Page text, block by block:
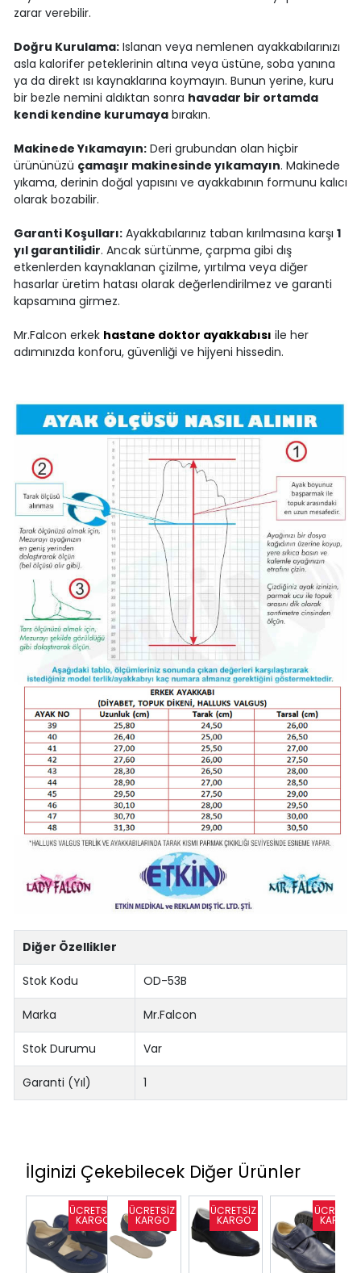
zarar verebilir.
Doğru Kurulama:Islanan veya nemlenen ayakkabılarınızı
asla kalorifer peteklerinin altına veya üstüne, soba yanına
ya da direkt ısı kaynaklarına koymayın. Bunun yerine, kuru
bir bezle nemini aldıktan sonra havadar bir ortamda
kendi kendine kurumayabırakın.
Makinede Yıkamayın:Deri grubundan olan hiçbir
ürününüzü çamaşır makinesinde yıkamayın. Makinede
yıkama, derinin doğal yapısını ve ayakkabının formunu kalıcı
olarak bozabilir.
Garanti Koşulları:Ayakkabılarınız taban kırılmasına karşı 1
yıl garantilidir. Ancak sürtünme, çarpma gibi dış
etkenlerden kaynaklanan çizilme, yırtılma veya diğer
hasarlar üretim hatası olarak değerlendirilmez ve garanti
kapsamına girmez.
Mr.Falcon erkek hastane doktor ayakkabısı ile her
adımınızda konforu, güvenliği ve hijyeni hissedin.
Diğer Özellikler
Stok Kodu OD-53B
Marka Mr.Falcon
Stok Durumu Var
Garanti (Yıl) 1
İlginizi Çekebilecek Diğer Ürünler